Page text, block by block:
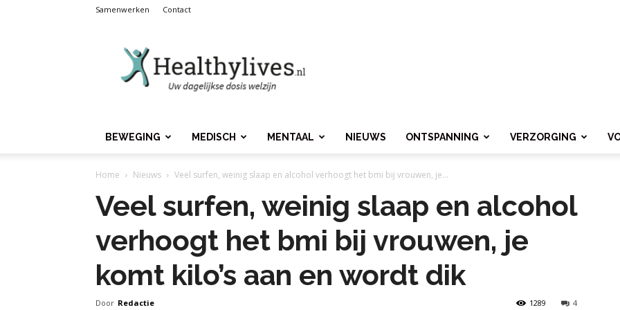
Samenwerken Contact
BEWEGING MEDISCH MENTAAL NIEUWS ONTSPANNING VERZORGING
Home Nieuws Veel surfen, weinig slaap en alcohol verhoogt het bmi bij vrouwen, je...
Veel surfen, weinig slaap en alcohol
verhoogt het bmi bij vrouwen, je
komt kilo’s aan en wordt dik
Door Redactie 4
1289